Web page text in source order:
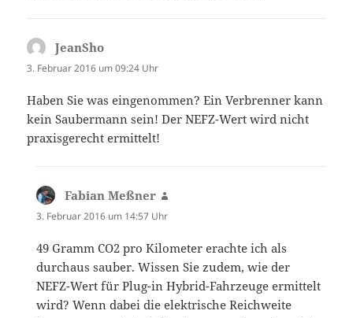
JeanSho
3. Februar 2016 um 09:24 Uhr
Haben Sie was eingenommen? Ein Verbrenner kann
kein Saubermann sein! Der NEFZ-Wert wird nicht
praxisgerecht ermittelt!
Fabian Meßner
3. Februar 2016 um 14:57 Uhr
49 Gramm CO2 pro Kilometer erachte ich als
durchaus sauber. Wissen Sie zudem, wie der
NEFZ-Wert für Plug-in Hybrid-Fahrzeuge ermittelt
wird? Wenn dabei die elektrische Reichweite